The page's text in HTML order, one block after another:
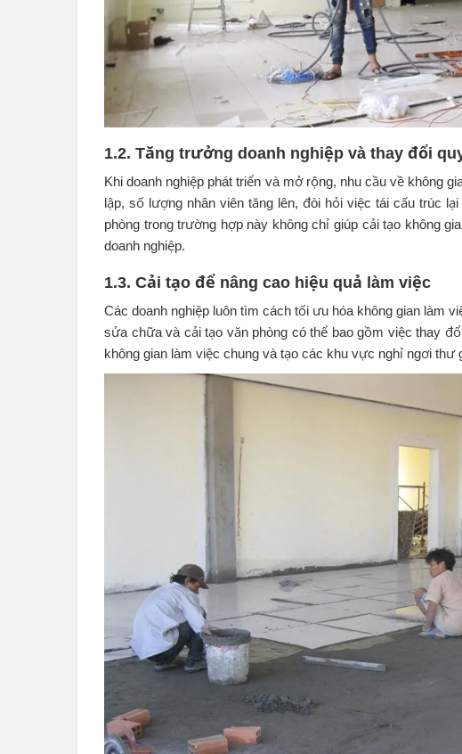
1.2. Tăng trưởng doanh nghiệp và thay đổi
Khi doanh nghiệp phát triển và mở rộng, nhu cầu về không
lập, số lượng nhân viên tăng lên, đòi hỏi việc tái cấu trúc
phòng trong trường hợp này không chỉ giúp cải tạo không
doanh nghiệp.
1.3. Cải tạo để nâng cao hiệu quả làm việc
Các doanh nghiệp luôn tìm cách tối ưu hóa không gian làm
sửa chữa và cải tạo văn phòng có thể bao gồm việc thay
không gian làm việc chung và tạo các khu vực nghỉ ngơi thư